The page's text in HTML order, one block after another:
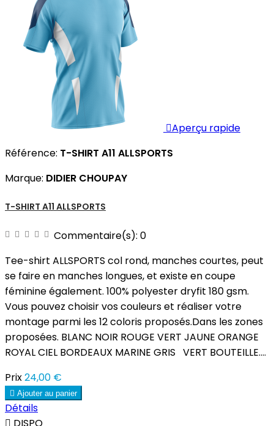
Aperçu rapide
Référence: T-SHIRT A11 ALLSPORTS
Marque: DIDIER CHOUPAY
T-SHIRT A11 ALLSPORTS
Commentaire(s): 0
Tee-shirt ALLSPORTS col rond, manches courtes, peut
se faire en manches longues, et existe en coupe
féminine également. 100% polyester dryfit 180 gsm.
Vous pouvez choisir vos couleurs et réaliser votre
montage parmi les 12 coloris proposés.Dans les zones
proposées. BLANC NOIR ROUGE VERT JAUNE ORANGE
ROYAL CIEL BORDEAUX MARINE GRIS VERT BOUTEILLE....
Prix24,00 €
 Ajouter au panier
Détails